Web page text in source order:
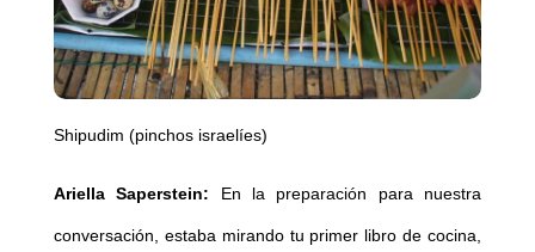
Shipudim (pinchos israelíes)
Ariella Saperstein: En la preparación para nuestra
conversación, estaba mirando tu primer libro de cocina,